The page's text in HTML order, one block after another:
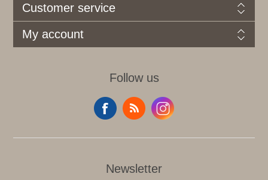
Customer service
My account
Follow us
Newsletter